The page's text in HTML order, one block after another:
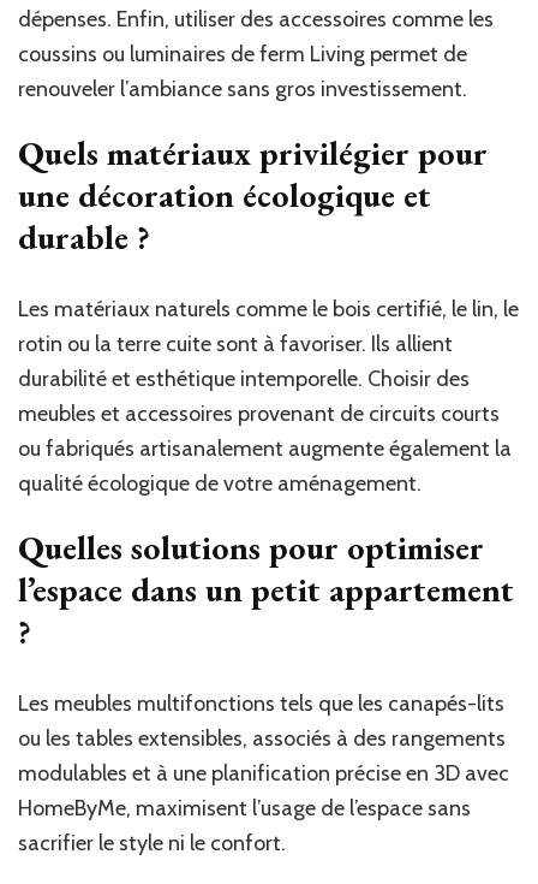
dépenses. Enfin, utiliser des accessoires comme les
coussins ou luminaires de ferm Living permet de
renouveler l’ambiance sans gros investissement.
Quels matériaux privilégier pour
une décoration écologique et
durable ?
Les matériaux naturels comme le bois certifié, le lin, le
rotin ou la terre cuite sont à favoriser. Ils allient
durabilité et esthétique intemporelle. Choisir des
meubles et accessoires provenant de circuits courts
ou fabriqués artisanalement augmente également la
qualité écologique de votre aménagement.
Quelles solutions pour optimiser
l’espace dans un petit appartement
?
Les meubles multifonctions tels que les canapés-lits
ou les tables extensibles, associés à des rangements
modulables et à une planification précise en 3D avec
HomeByMe, maximisent l’usage de l’espace sans
sacrifier le style ni le confort.